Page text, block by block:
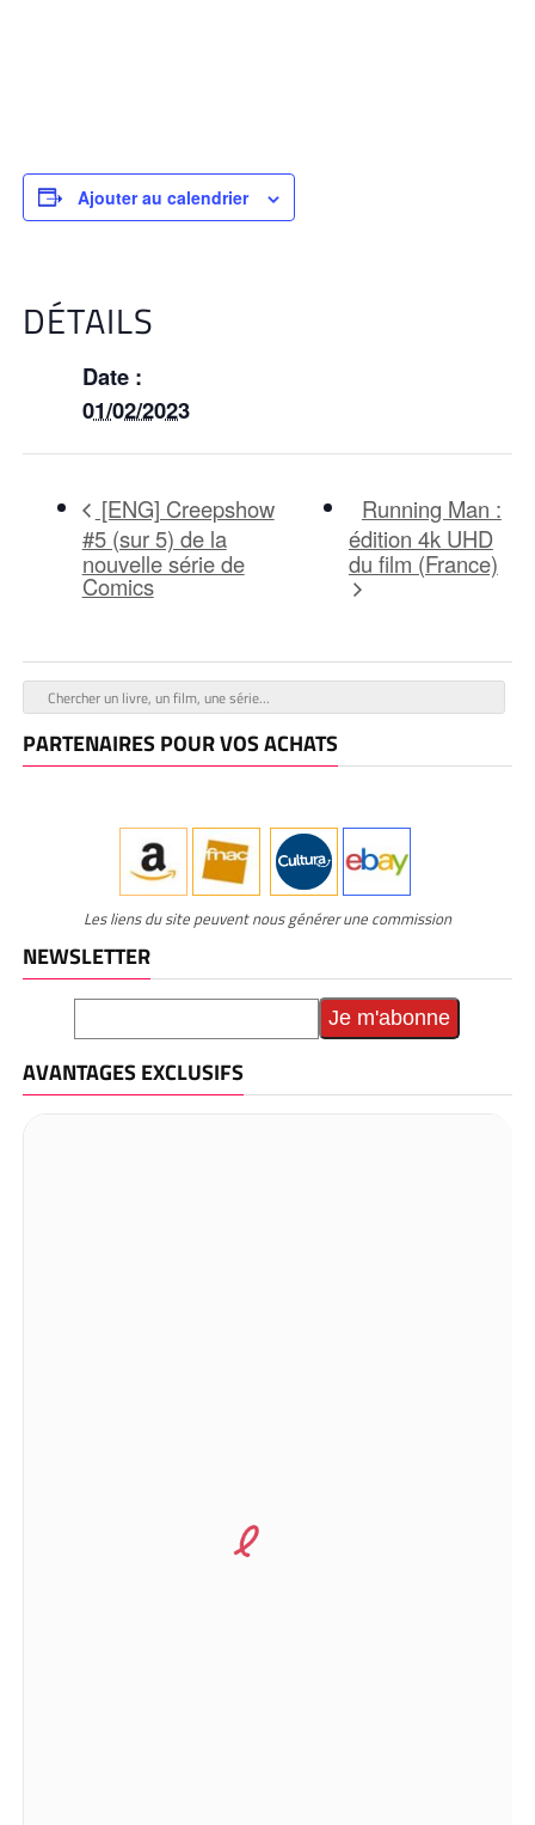
Ajouter au calendrier
DÉTAILS
Date :
01/02/2023
[ENG] Creepshow
#5 (sur 5) de la
nouvelle série de
Comics
Running Man :
édition 4k UHD
du film (France)
PARTENAIRES POUR VOS ACHATS
Les liens du site peuvent nous générer une commission
NEWSLETTER
AVANTAGES EXCLUSIFS